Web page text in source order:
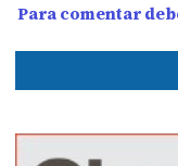
Para comentar